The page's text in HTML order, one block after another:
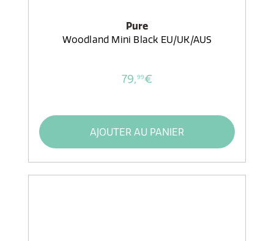
Pure
Woodland Mini Black EU/UK/AUS
79,99€
AJOUTER AU PANIER